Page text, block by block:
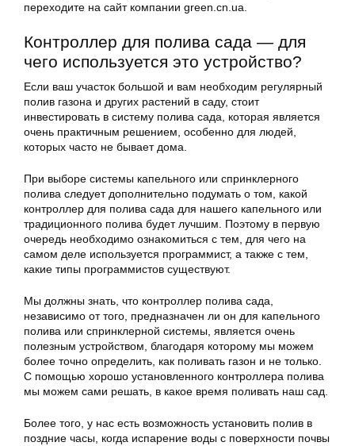
переходите на сайт компании green.cn.ua.
Контроллер для полива сада — для
чего используется это устройство?
Если ваш участок большой и вам необходим регулярный
полив газона и других растений в саду, стоит
инвестировать в систему полива сада, которая является
очень практичным решением, особенно для людей,
которых часто не бывает дома.
При выборе системы капельного или спринклерного
полива следует дополнительно подумать о том, какой
контроллер для полива сада для нашего капельного или
традиционного полива будет лучшим. Поэтому в первую
очередь необходимо ознакомиться с тем, для чего на
самом деле используется программист, а также с тем,
какие типы программистов существуют.
Мы должны знать, что контроллер полива сада,
независимо от того, предназначен ли он для капельного
полива или спринклерной системы, является очень
полезным устройством, благодаря которому мы можем
более точно определить, как поливать газон и не только.
С помощью хорошо установленного контроллера полива
мы можем сами решать, в какое время поливать наш сад.
Более того, у нас есть возможность установить полив в
поздние часы, когда испарение воды с поверхности почвы